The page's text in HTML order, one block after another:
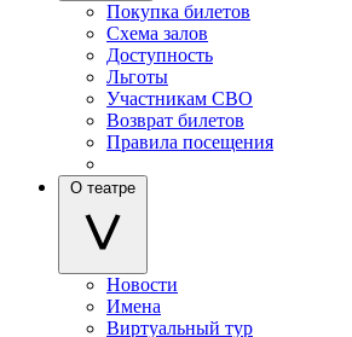
Покупка билетов
Схема залов
Доступность
Льготы
Участникам СВО
Возврат билетов
Правила посещения
О театре
Новости
Имена
Виртуальный тур